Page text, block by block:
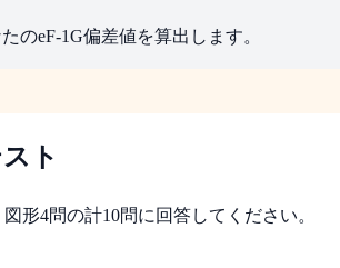
のeF-1G偏差値を算出します。
ト
形4問の計10問に回答してください。